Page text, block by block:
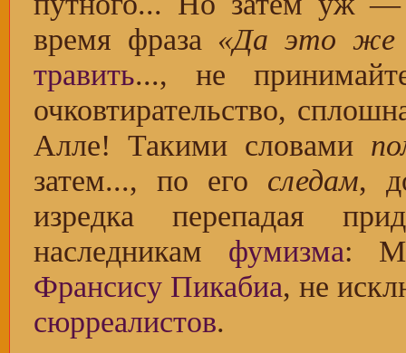
время фраза «Да это же
травить..., не
очковтирательство,
Алле! Такими словами
затем..., по его следам,
изредка перепадая
наследникам фумизма:
Франсису Пикабиа, не
сюрреалистов.